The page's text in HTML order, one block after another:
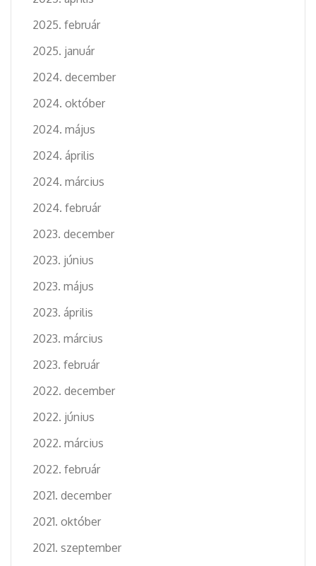
2025. február
2025. január
2024. december
2024. október
2024. május
2024. április
2024. március
2024. február
2023. december
2023. június
2023. május
2023. április
2023. március
2023. február
2022. december
2022. június
2022. március
2022. február
2021. december
2021. október
2021. szeptember